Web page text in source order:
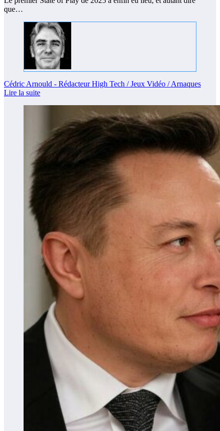
que…
Cédric Arnould - Rédacteur High Tech / Jeux Vidéo / Arnaques
Lire la suite